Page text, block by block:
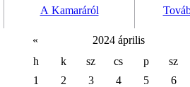
A Kamaráról
«
2024 április
h
k sz cs p
sz
1
2 3 4 5
6